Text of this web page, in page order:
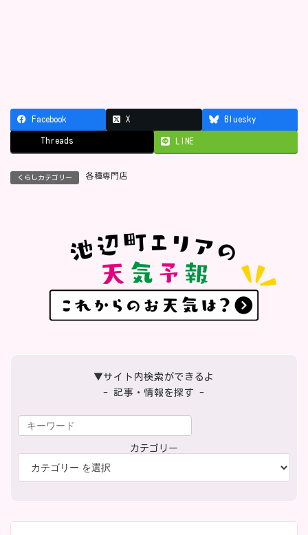
Facebook X Bluesky
Threads LINE
くらしカテゴリー 各種専門店
▼サイト内検索ができるよ
- 記事・情報を探す -
カテゴリー